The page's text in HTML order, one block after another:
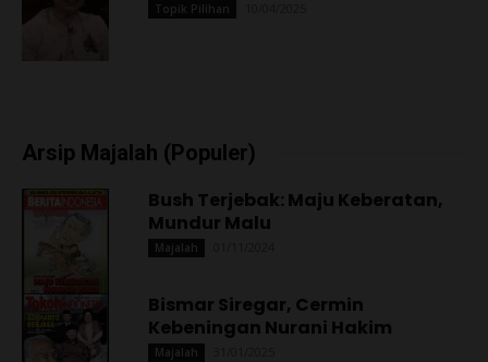
Topik Pilihan
Arsip Majalah (Populer)
Bush Terjebak: Maju Keberatan,
Mundur Malu
Majalah
Bismar Siregar, Cermin
Kebeningan Nurani Hakim
Majalah